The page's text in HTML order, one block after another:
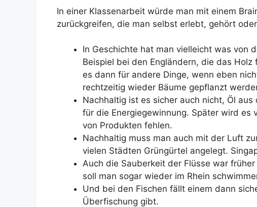
In einer Klassenarbeit würde man mit einem
zurückgreifen, die man selbst erlebt, gehört
In Geschichte hat man vielleicht was von
Beispiel bei den Engländern, die das
es dann für andere Dinge, wenn eben
rechtzeitig wieder Bäume gepflanzt
Nachhaltig ist es sicher auch nicht, Öl
für die Energiegewinnung. Später wird es
von Produkten fehlen.
Nachhaltig muss man auch mit der Luft
vielen Städten Grüngürtel angelegt.
Auch die Sauberkeit der Flüsse war
soll man sogar wieder im Rhein
Und bei den Fischen fällt einem dann
Überfischung gibt.